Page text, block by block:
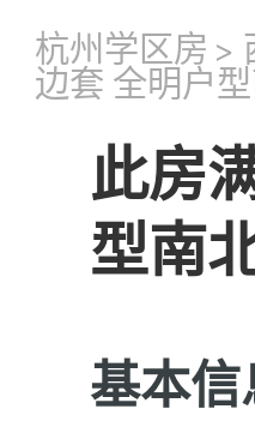
杭州学区房 >
边套 全明户
此房
型南
基本